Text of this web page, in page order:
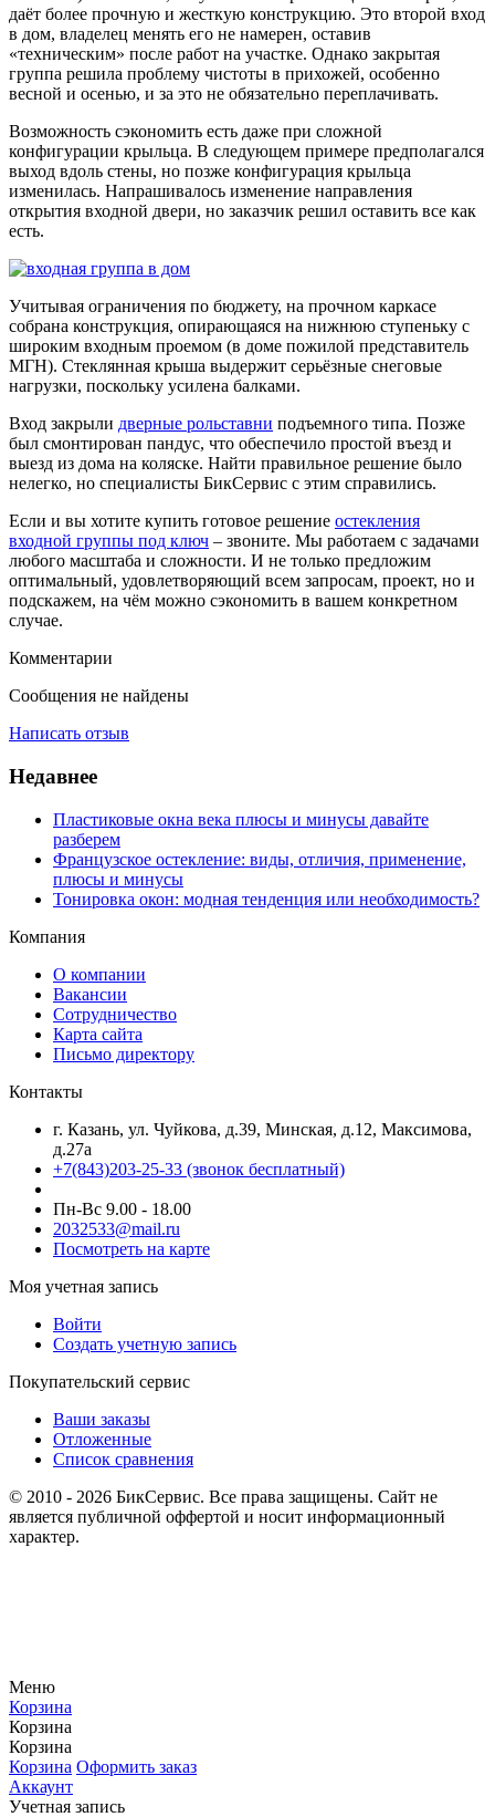
даёт более прочную и жесткую конструкцию. Это второй вход
в дом, владелец менять его не намерен, оставив
«техническим» после работ на участке. Однако закрытая
группа решила проблему чистоты в прихожей, особенно
весной и осенью, и за это не обязательно переплачивать.
Возможность сэкономить есть даже при сложной
конфигурации крыльца. В следующем примере предполагался
выход вдоль стены, но позже конфигурация крыльца
изменилась. Напрашивалось изменение направления
открытия входной двери, но заказчик решил оставить все как
есть.
Учитывая ограничения по бюджету, на прочном каркасе
собрана конструкция, опирающаяся на нижнюю ступеньку с
широким входным проемом (в доме пожилой представитель
МГН). Стеклянная крыша выдержит серьёзные снеговые
нагрузки, поскольку усилена балками.
Вход закрыли дверные рольставни подъемного типа. Позже
был смонтирован пандус, что обеспечило простой въезд и
выезд из дома на коляске. Найти правильное решение было
нелегко, но специалисты БикСервис с этим справились.
Если и вы хотите купить готовое решение остекления
входной группы под ключ – звоните. Мы работаем с задачами
любого масштаба и сложности. И не только предложим
оптимальный, удовлетворяющий всем запросам, проект, но и
подскажем, на чём можно сэкономить в вашем конкретном
случае.
Комментарии
Сообщения не найдены
Написать отзыв
Недавнее
Пластиковые окна века плюсы и минусы давайте
разберем
Французское остекление: виды, отличия, применение,
плюсы и минусы
Тонировка окон: модная тенденция или необходимость?
Компания
О компании
Вакансии
Сотрудничество
Карта сайта
Письмо директору
Контакты
г. Казань, ул. Чуйкова, д.39, Минская, д.12, Максимова,
д.27а
+7(843)203-25-33 (звонок бесплатный)
Пн-Вс 9.00 - 18.00
2032533@mail.ru
Посмотреть на карте
Моя учетная запись
Войти
Создать учетную запись
Покупательский сервис
Ваши заказы
Отложенные
Список сравнения
© 2010 - 2026 БикСервис. Все права защищены. Сайт не
является публичной оффертой и носит информационный
характер.
Меню
Корзина
Корзина
Корзина
Корзина Оформить заказ
Аккаунт
Учетная запись